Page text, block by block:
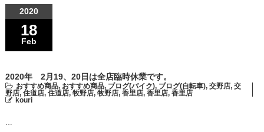
2020
18
Feb
2020年 2月19、20日は全店臨時休業です。
おすすめ商品, おすすめ商品, ブログ(バイク), ブログ(自転車), 交野店, 交
野店, 住道店, 住道店, 牧野店, 牧野店, 香里店, 香里店, 香里店
kouri
…